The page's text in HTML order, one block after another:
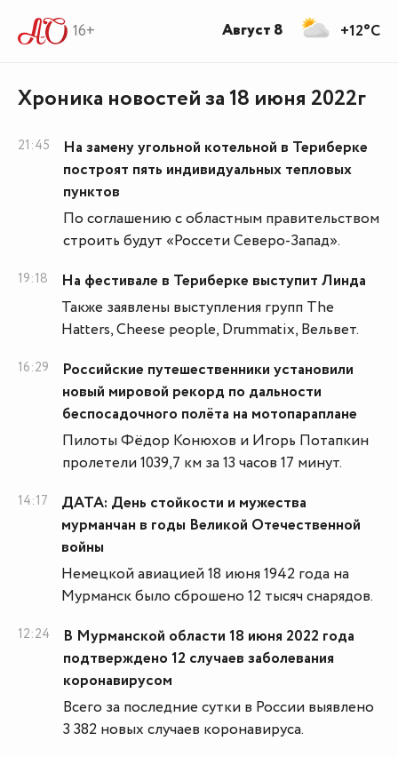
16+
Хроника новостей за 18 июня 2022г
21:45
На замену угольной котельной в Териберке
построят пять индивидуальных тепловых
пунктов
По соглашению с областным правительством
строить будут «Россети Северо-Запад».
19:18
На фестивале в Териберке выступит Линда
Также заявлены выступления групп The
Нatters, Cheese people, Drummatix, Вельвет.
16:29
Российские путешественники установили
новый мировой рекорд по дальности
беспосадочного полёта на мотопараплане
Пилоты Фёдор Конюхов и Игорь Потапкин
пролетели 1039,7 км за 13 часов 17 минут.
14:17
ДАТА: День стойкости и мужества
мурманчан в годы Великой Отечественной
войны
Немецкой авиацией 18 июня 1942 года на
Мурманск было сброшено 12 тысяч снарядов.
12:24
В Мурманской области 18 июня 2022 года
подтверждено 12 случаев заболевания
коронавирусом
Всего за последние сутки в России выявлено
3 382 новых случаев коронавируса.
+12°C
Август 8